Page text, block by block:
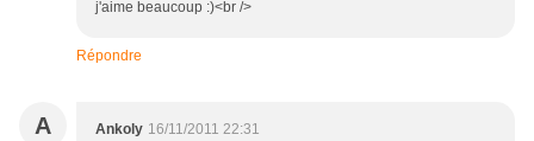
j'aime beaucoup :)<br />
Répondre
A Ankoly 16/11/2011 22:31